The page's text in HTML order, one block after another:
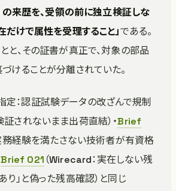
の来歴を、受領の前に独立検証しな
だけで属性を受理すること」である。
と、その証書が真正で、対象の部品
けることが分離されていた。
定：認証試験データの改ざんで規制
されないまま出荷直結）・Brief
務経験を満たさない技術者が有資格
Brief 021 （Wirecard：実在しない残
り」と偽った残高確認）と同じ